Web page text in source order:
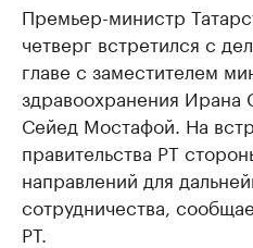
Премьер-министр
четверг встретился с
главе с заместителем
здравоохранения Ирана
Сейед Мостафой. На
правительства РТ
направлений для
сотрудничества,
РТ.